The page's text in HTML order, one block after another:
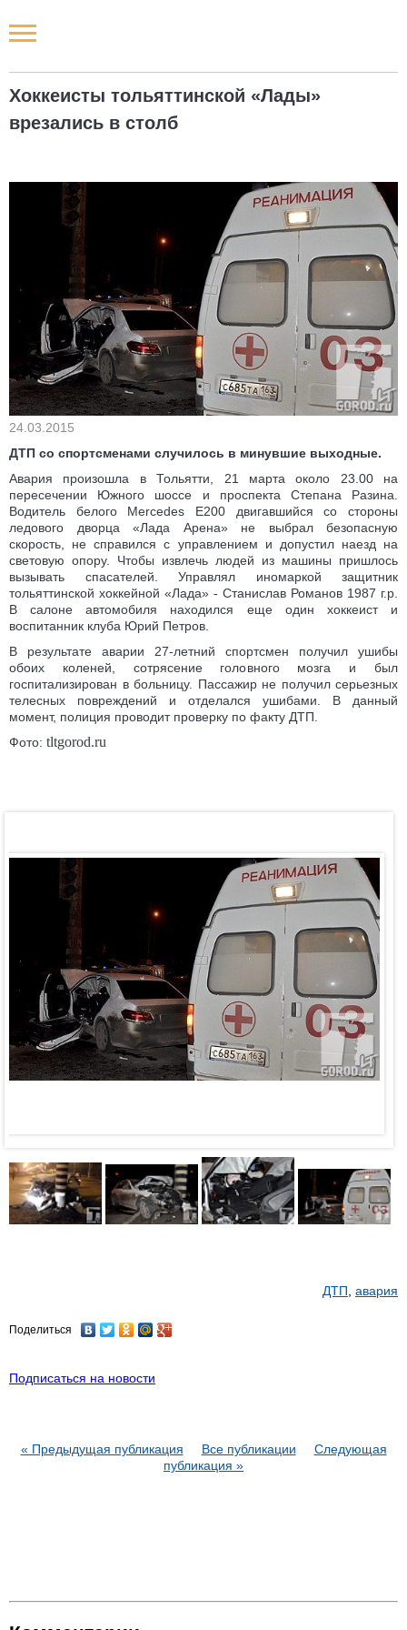
Хоккеисты тольяттинской «Лады»
врезались в столб
24.03.2015
ДТП со спортсменами случилось в минувшие выходные.
Авария произошла в Тольятти, 21 марта около 23.00 на
пересечении Южного шоссе и проспекта Степана Разина.
Водитель белого Mercedes Е200 двигавшийся со стороны
ледового дворца «Лада Арена» не выбрал безопасную
скорость, не справился с управлением и допустил наезд на
световую опору. Чтобы извлечь людей из машины пришлось
вызывать спасателей. Управлял иномаркой защитник
тольяттинской хоккейной «Лада» - Станислав Романов 1987 г.р.
В салоне автомобиля находился еще один хоккеист и
воспитанник клуба Юрий Петров.
В результате аварии 27-летний спортсмен получил ушибы
обоих коленей, сотрясение головного мозга и был
госпитализирован в больницу. Пассажир не получил серьезных
телесных повреждений и отделался ушибами. В данный
момент, полиция проводит проверку по факту ДТП.
Фото: tltgorod.ru
ДТП, авария
Поделиться
Подписаться на новости
« Предыдущая публикация Все публикации
Следующая
публикация »
Новости РФ
Наши мероприятия